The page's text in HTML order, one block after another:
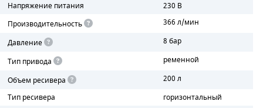
Напряжение питания
230 В
Производительность
366 л/мин
Давление
8 бар
Тип привода
ременной
Объем ресивера
200 л
Тип ресивера
горизонтальный
РАДИАТОРЫ
ПОДШИПНИКИ
ПОРШНЕВЫЕ БЛОКИ